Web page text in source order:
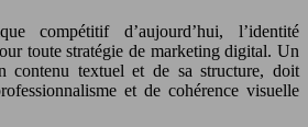
compétitif d’aujourd’hui, l’identité
toute stratégie de marketing digital. Un
contenu textuel et de sa structure, doit
et de cohérence visuelle